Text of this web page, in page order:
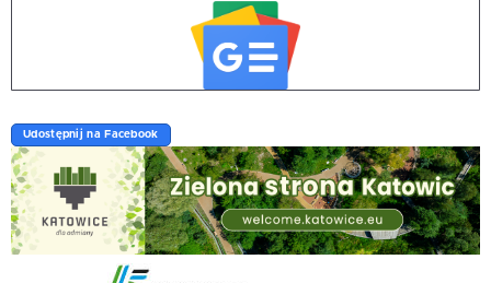
Udostępnij na Facebook